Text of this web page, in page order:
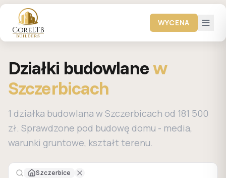
WYCENA
Działki budowlanew
Szczerbicach
1 działka budowlana w Szczerbicach od 181 500
zł. Sprawdzone pod budowę domu - media,
warunki gruntowe, kształt terenu.
Szczerbice